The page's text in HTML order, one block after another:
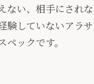
ない、相手にされ
していないアラ
ックです。